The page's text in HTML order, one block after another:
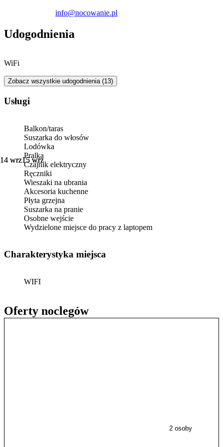
Miłośnicy aktywnego wypoczynku mogą wybrać się na spacer
Kłyle”.
info@nocowanie.pl
14 wrz15 wrz
Oferty noclegów
14 wrz15 wrz
2 osoby
Udogodnienia
WiFi
Zobacz wszystkie udogodnienia (13)
Usługi
Balkon/taras
Suszarka do włosów
Lodówka
Pralka
Czajnik elektryczny
Ręczniki
Wieszaki na ubrania
Akcesoria kuchenne
Płyta grzejna
Suszarka na pranie
Osobne wejście
Wydzielone miejsce do pracy z laptopem
Charakterystyka miejsca
WIFI